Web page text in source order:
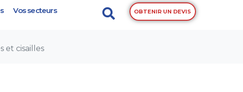
Vos secteurs
OBTENIR UN DEVIS
et cisailles